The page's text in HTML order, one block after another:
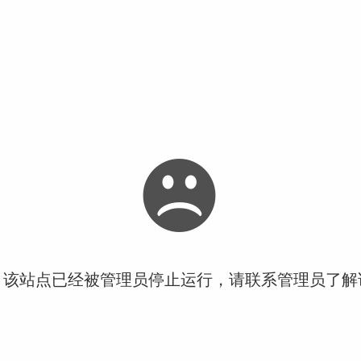
站点已经被管理员停止运行，请联系管理员了